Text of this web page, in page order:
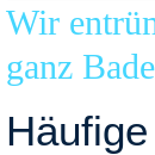
Wir
ganz